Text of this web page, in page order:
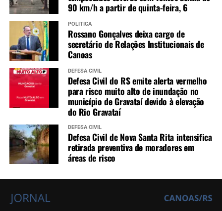
90 km/h a partir de quinta-feira, 6
POLÍTICA
Rossano Gonçalves deixa cargo de
secretário de Relações Institucionais de
Canoas
DEFESA CIVIL
Defesa Civil do RS emite alerta vermelho
para risco muito alto de inundação no
município de Gravataí devido à elevação
do Rio Gravataí
DEFESA CIVIL
Defesa Civil de Nova Santa Rita intensifica
retirada preventiva de moradores em
áreas de risco